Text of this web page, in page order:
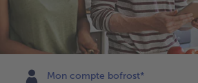
Mon compte bofrost*